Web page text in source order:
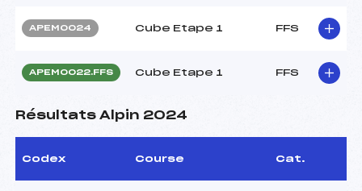
APEM0024 Cube Etape 1 FFS
APEM0022.FFS Cube Etape 1 FFS
Résultats Alpin 2024
Codex Course Cat.